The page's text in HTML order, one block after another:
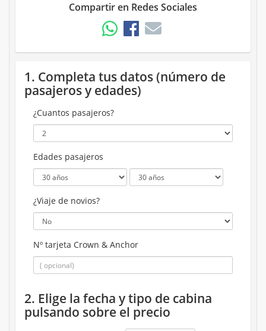
Compartir en Redes Sociales
1. Completa tus datos (número de
pasajeros y edades)
¿Cuantos pasajeros?
Edades pasajeros
¿Viaje de novios?
Nº tarjeta Crown & Anchor
2. Elige la fecha y tipo de cabina
pulsando sobre el precio